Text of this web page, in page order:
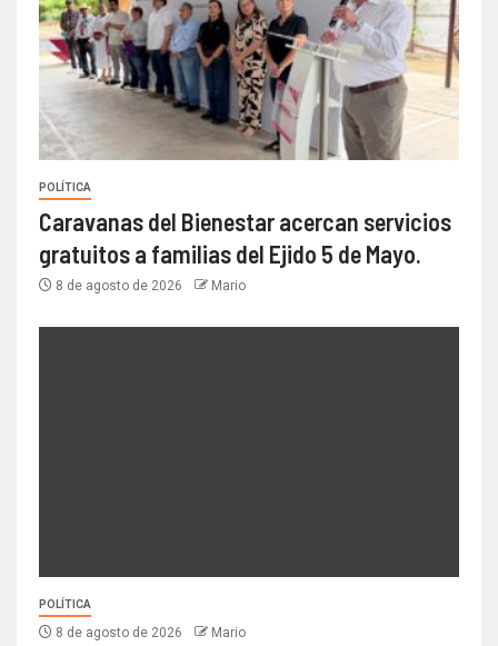
POLÍTICA
Caravanas del Bienestar acercan servicios
gratuitos a familias del Ejido 5 de Mayo.
8 de agosto de 2026 Mario
POLÍTICA
8 de agosto de 2026 Mario